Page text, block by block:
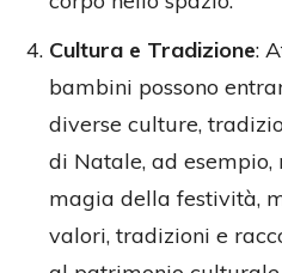
Cultura e Tradizione:
bambini possono
diverse culture,
di Natale, ad esempio,
magia della festività,
valori, tradizioni e